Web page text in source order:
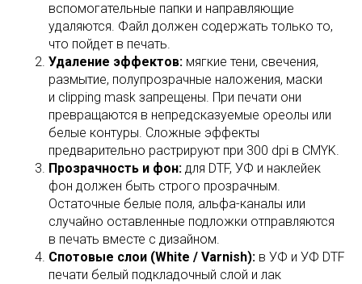
вспомогательные папки и направляющие
удаляются. Файл должен содержать только то,
что пойдет в печать.
Удаление эффектов: мягкие тени, свечения,
размытие, полупрозрачные наложения, маски
и clipping mask запрещены. При печати они
превращаются в непредсказуемые ореолы или
белые контуры. Сложные эффекты
предварительно растрируют при 300 dpi в CMYK.
Прозрачность и фон: для DTF, УФ и наклейек
фон должен быть строго прозрачным.
Остаточные белые поля, альфа-каналы или
случайно оставленные подложки отправляются
в печать вместе с дизайном.
Спотовые слои (White / Varnish): в УФ и УФ DTF
печати белый подкладочный слой и лак